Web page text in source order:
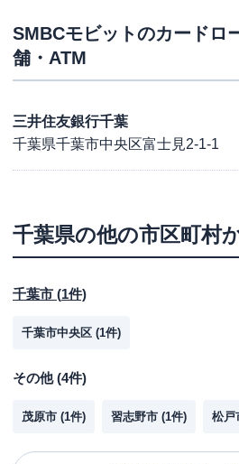
SMBCモビットのカードロ
舗・ATM
三井住友銀行千葉
千葉県千葉市中央区富士見2-1-1
千葉県の他の市区町村
千葉市 (1件)
千葉市中央区 (1件)
その他(4件)
茂原市 (1件) 習志野市 (1件) 松戸